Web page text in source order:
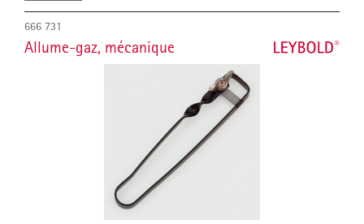
666 731
Allume-gaz, mécanique